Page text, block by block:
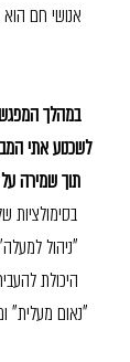
אנושי חם
במהלך
לשכנוע אתי
תוך שמירה
"ניהול
היכולת
"נאום מעלית"